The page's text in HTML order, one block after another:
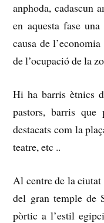
anphoda, cadascun
en aquesta fase
causa de
de l’ocupació de la
Hi ha barris ètnics
pastors, barris
destacats com la
teatre, etc ..
Al centre de la ciutat
del gran temple de
pòrtic a l’estil